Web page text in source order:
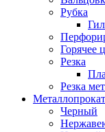
Рубка
Горячее
Резка
Резка
Металлопрокат
Черный